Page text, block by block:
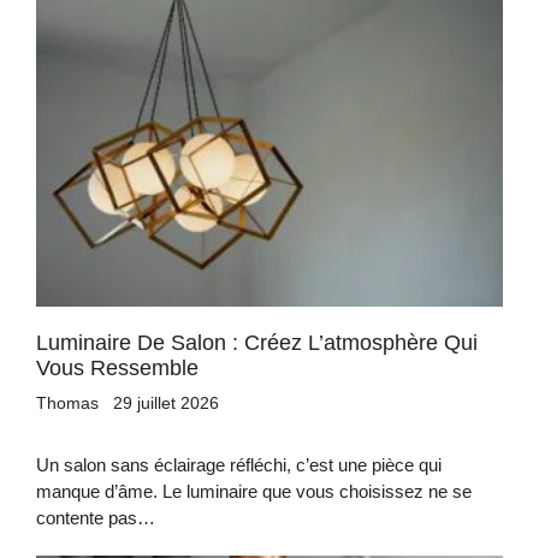
Luminaire De Salon : Créez L’atmosphère Qui
Vous Ressemble
Thomas 29 juillet 2026
Un salon sans éclairage réfléchi, c’est une pièce qui
manque d’âme. Le luminaire que vous choisissez ne se
contente pas…